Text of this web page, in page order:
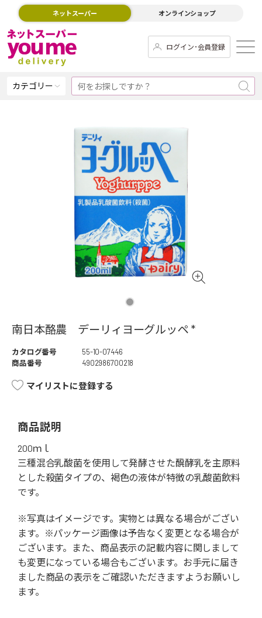
ネットスーパー オンラインショップ
ログイン･会員登録
カテゴリー
南日本酪農 デーリィヨーグルッペ *
カタログ番号
55-10-07446
商品番号
4902986700218
マイリストに登録する
商品説明
200ｍｌ
三種混合乳酸菌を使用して発酵させた醗酵乳を主原料
とした殺菌タイプの、褐色の液体が特徴の乳酸菌飲料
です。
※写真はイメージです。実物とは異なる場合がござい
ます。※パッケージ画像は予告なく変更となる場合が
ございます。また、商品表示の記載内容に関しまして
も変更になっている場合もございます。お手元に届き
ました商品の表示をご確認いただきますようお願いし
ます。